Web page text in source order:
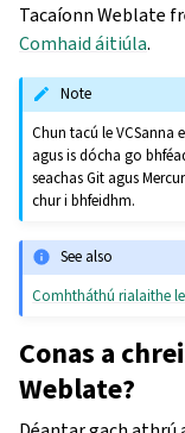
Tacaíonn Weblate
Comhaid áitiúla.
Note
Chun tacú le VCSanna
agus is dócha go
seachas Git agus
chur i bhfeidhm.
See also
Comhtháthú rialaithe
Conas a
Weblate?